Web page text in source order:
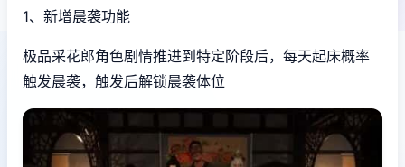
1、新增晨袭功能
极品采花郎角色剧情推进到特定阶段后，每天起床概率
触发晨袭，触发后解锁晨袭体位